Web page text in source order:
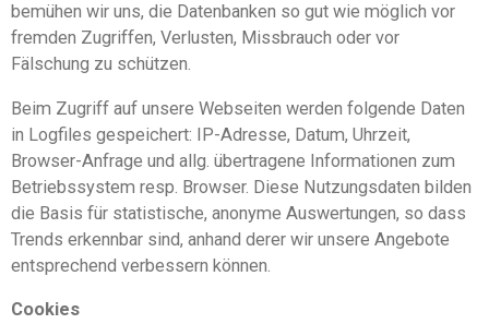
bemühen wir uns, die Datenbanken so gut wie möglich vor
fremden Zugriffen, Verlusten, Missbrauch oder vor
Fälschung zu schützen.
Beim Zugriff auf unsere Webseiten werden folgende Daten
in Logfiles gespeichert: IP-Adresse, Datum, Uhrzeit,
Browser-Anfrage und allg. übertragene Informationen zum
Betriebssystem resp. Browser. Diese Nutzungsdaten bilden
die Basis für statistische, anonyme Auswertungen, so dass
Trends erkennbar sind, anhand derer wir unsere Angebote
entsprechend verbessern können.
Cookies